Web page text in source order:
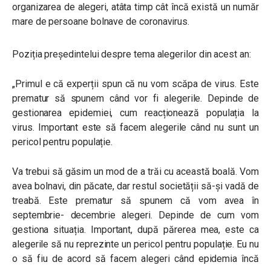
organizarea de alegeri, atâta timp cât încă există un număr
mare de persoane bolnave de coronavirus.
Poziția președintelui despre tema alegerilor din acest an:
„Primul e că experții spun că nu vom scăpa de virus. Este
prematur să spunem când vor fi alegerile. Depinde de
gestionarea epidemiei, cum reacționează populația la
virus. Important este să facem alegerile când nu sunt un
pericol pentru populație.
Va trebui să găsim un mod de a trăi cu această boală. Vom
avea bolnavi, din păcate, dar restul societății să-și vadă de
treabă. Este prematur să spunem că vom avea în
septembrie- decembrie alegeri. Depinde de cum vom
gestiona situația. Important, după părerea mea, este ca
alegerile să nu reprezinte un pericol pentru populație. Eu nu
o să fiu de acord să facem alegeri când epidemia încă